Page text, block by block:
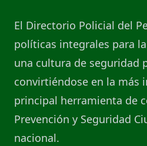
El Directorio Policial del
políticas integrales para
una cultura de seguridad
convirtiéndose en la más
principal herramienta de
Prevención y Seguridad
nacional.